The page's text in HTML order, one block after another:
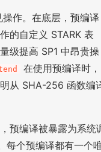
作。在底层，预编译
的自定义 STARK 表
级提高 SP1 中昂贵操
在使用预编译时，
从 SHA-256 函数编
预编译被暴露为系统
每个预编译都有一个